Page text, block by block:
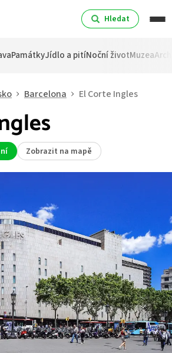
Hledat
PamátkyJídlo a pitíNoční životMuzea
Barcelona El Corte Ingles
Zobrazit na mapě